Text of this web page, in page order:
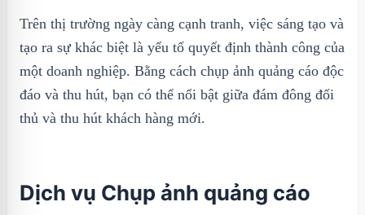
Trên thị trường ngày càng cạnh tranh, việc sáng tạo và
tạo ra sự khác biệt là yếu tố quyết định thành công của
một doanh nghiệp. Bằng cách chụp ảnh quảng cáo độc
đáo và thu hút, bạn có thể nổi bật giữa đám đông đối
thủ và thu hút khách hàng mới.
Dịch vụ Chụp ảnh quảng cáo